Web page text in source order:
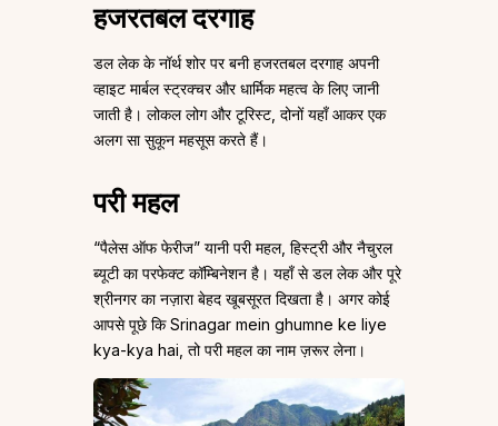
हजरतबल दरगाह
डल लेक के नॉर्थ शोर पर बनी हजरतबल दरगाह अपनी
व्हाइट मार्बल स्ट्रक्चर और धार्मिक महत्व के लिए जानी
जाती है। लोकल लोग और टूरिस्ट, दोनों यहाँ आकर एक
अलग सा सुकून महसूस करते हैं।
परी महल
“पैलेस ऑफ फेरीज” यानी परी महल, हिस्ट्री और नैचुरल
ब्यूटी का परफेक्ट कॉम्बिनेशन है। यहाँ से डल लेक और पूरे
श्रीनगर का नज़ारा बेहद खूबसूरत दिखता है। अगर कोई
आपसे पूछे कि Srinagar mein ghumne ke liye
kya-kya hai, तो परी महल का नाम ज़रूर लेना।